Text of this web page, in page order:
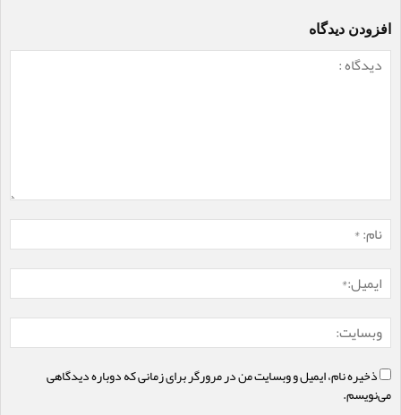
افزودن دیدگاه
ذخیره نام، ایمیل و وبسایت من در مرورگر برای زمانی که دوباره دیدگاهی
می‌نویسم.